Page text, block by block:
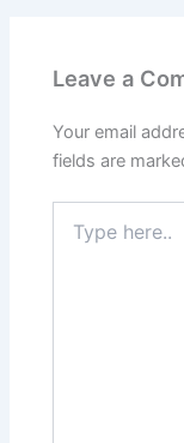
Leave a
Your email
fields are
here..